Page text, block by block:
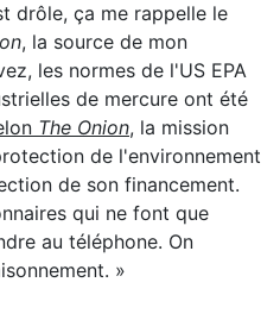
drôle, ça me rappelle le
, la source de mon
les normes de l'US EPA
de mercure ont été
The Onion, la mission
de l'environnement
de son financement.
qui ne font que
au téléphone. On
»